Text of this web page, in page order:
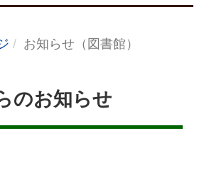
お知らせ（図書館）
のお知らせ